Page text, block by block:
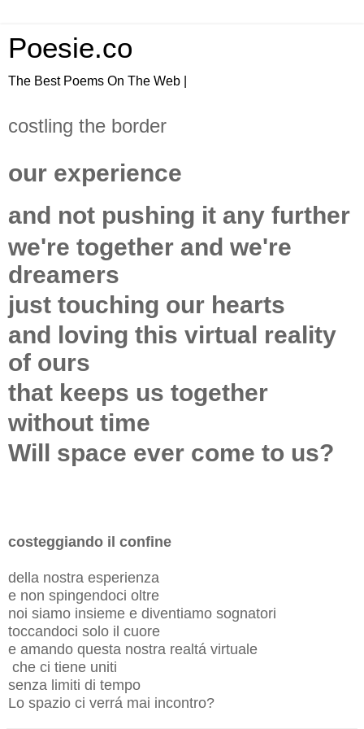
Poesie.co
The Best Poems On The Web |
costling the border
our experience
and not pushing it any further
we're together and we're
dreamers
just touching our hearts
and loving this virtual reality
of ours
that keeps us together
without time
Will space ever come to us?
costeggiando il confine
della nostra esperienza
e non spingendoci oltre
noi siamo insieme e diventiamo sognatori
toccandoci solo il cuore
e amando questa nostra realtá virtuale
che ci tiene uniti
senza limiti di tempo
Lo spazio ci verrá mai incontro?